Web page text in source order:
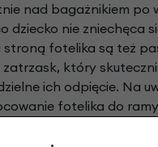
nad bagażnikiem po
dziecko nie zniechęca
stroną fotelika są też
który
ich odpięcie. Na
fotelika do
dokręcić